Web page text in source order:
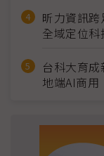
昕力資訊
全域定位科
台科大育
地端AI商用